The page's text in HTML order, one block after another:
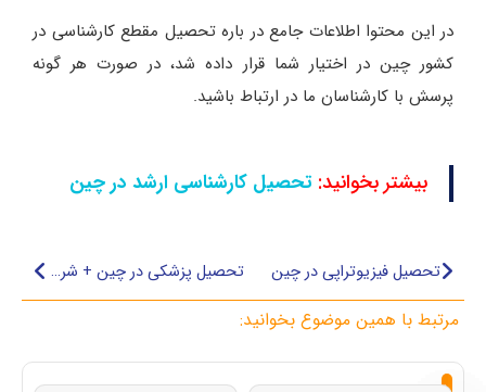
در این محتوا اطلاعات جامع در باره تحصیل مقطع کارشناسی در
کشور چین در اختیار شما قرار داده شد، در صورت هر گونه
پرسش با کارشناسان ما در ارتباط باشید.
بیشتر بخوانید: تحصیل کارشناسی ارشد در چین
تحصیل فیزیوتراپی در چین تحصیل پزشکی در چین + شرایط تا هزینه و بورسیه‌ها
مرتبط با همین موضوع بخوانید: